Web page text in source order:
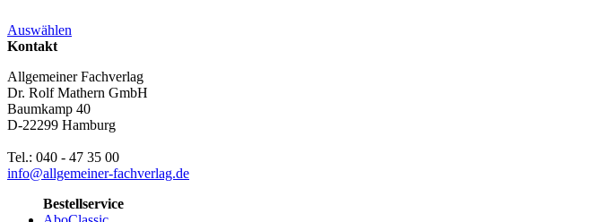
Auswählen
Kontakt
Allgemeiner Fachverlag
Dr. Rolf Mathern GmbH
Baumkamp 40
D-22299 Hamburg
Tel.: 040 - 47 35 00
info@allgemeiner-fachverlag.de
Bestellservice